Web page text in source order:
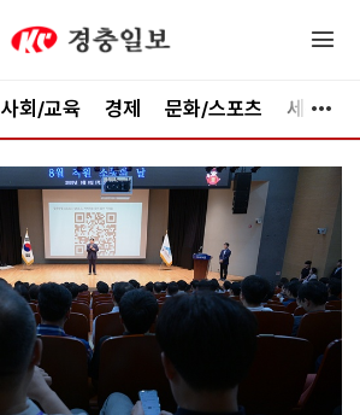
사회/교육 경제 문화/스포츠 세종